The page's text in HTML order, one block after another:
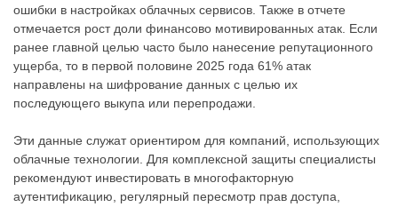
ошибки в настройках облачных сервисов. Также в отчете
отмечается рост доли финансово мотивированных атак. Если
ранее главной целью часто было нанесение репутационного
ущерба, то в первой половине 2025 года 61% атак
направлены на шифрование данных с целью их
последующего выкупа или перепродажи.
Эти данные служат ориентиром для компаний, использующих
облачные технологии. Для комплексной защиты специалисты
рекомендуют инвестировать в многофакторную
аутентификацию, регулярный пересмотр прав доступа,